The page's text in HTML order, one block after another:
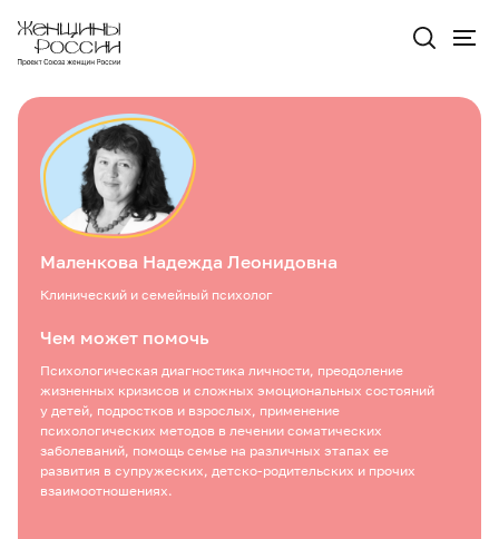
Маленкова Надежда Леонидовна
Клинический и семейный психолог
Чем может помочь
Психологическая диагностика личности, преодоление
жизненных кризисов и сложных эмоциональных состояний
у детей, подростков и взрослых, применение
психологических методов в лечении соматических
заболеваний, помощь семье на различных этапах ее
развития в супружеских, детско-родительских и прочих
взаимоотношениях.